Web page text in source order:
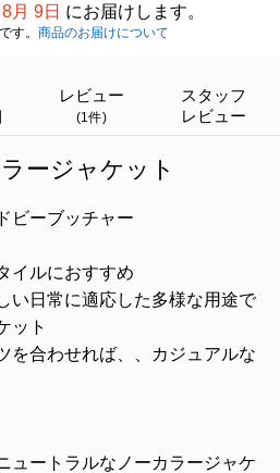
8月 9日 にお届けします。
す。 商品のお届けについて
レビュー
(1件)
スタッフ
レビュー
ージャケット
ビーブッチャー
イルにおすすめ
い日常に適応した多様な用途で
ット
を合わせれば、、カジュアルな
ュートラルなノーカラージャケ